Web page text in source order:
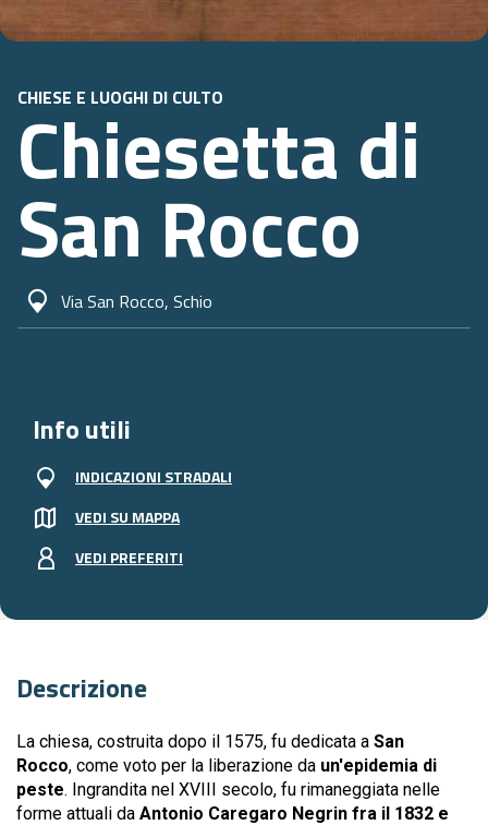
CHIESE E LUOGHI DI CULTO
Chiesetta di
San Rocco
Via San Rocco, Schio
Descrizione
La chiesa, costruita dopo il 1575, fu dedicata a San
Rocco, come voto per la liberazione da un'epidemia di
peste. Ingrandita nel XVIII secolo, fu rimaneggiata nelle
forme attuali da Antonio Caregaro Negrin fra il 1832 e
Info utili
INDICAZIONI STRADALI
VEDI SU MAPPA
VEDI PREFERITI